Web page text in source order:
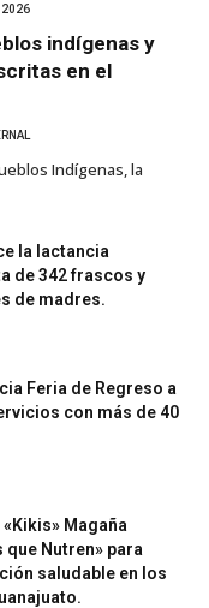
2026
indígenas y
en el
Indígenas, la
la lactancia
de 342 frascos y
de madres.
Feria de Regreso a
con más de 40
Magaña
Nutren» para
saludable en los